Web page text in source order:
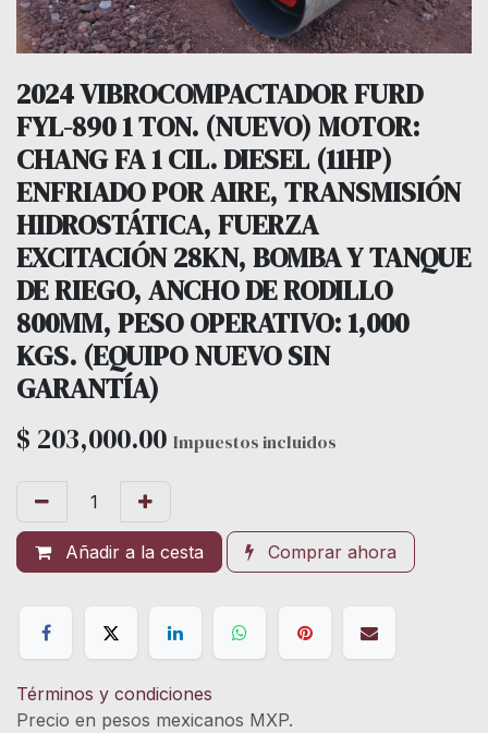
2024 VIBROCOMPACTADOR FURD
FYL-890 1 TON. (NUEVO) MOTOR:
CHANG FA 1 CIL. DIESEL (11HP)
ENFRIADO POR AIRE, TRANSMISIÓN
HIDROSTÁTICA, FUERZA
EXCITACIÓN 28KN, BOMBA Y TANQUE
DE RIEGO, ANCHO DE RODILLO
800MM, PESO OPERATIVO: 1,000
KGS. (EQUIPO NUEVO SIN
GARANTÍA)
$ 203,000.00 Impuestos incluidos
Añadir a la cesta Comprar ahora
Términos y condiciones
Precio en pesos mexicanos MXP.